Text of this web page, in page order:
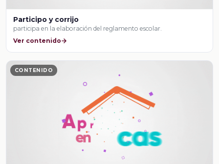
Participo y corrijo
participa en la elaboración del reglamento escolar.
Ver contenido
CONTENIDO